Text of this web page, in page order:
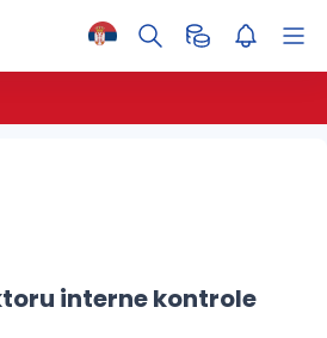
interne kontrole